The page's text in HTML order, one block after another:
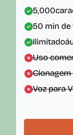
5,000
50 min
Ilimitado
Uso
Clonagem
Voz para